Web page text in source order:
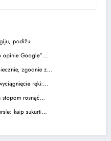
podižu…
opinie Google”…
zgodnie z…
ręki:…
stopom rosnąć…
kaip sukurti…